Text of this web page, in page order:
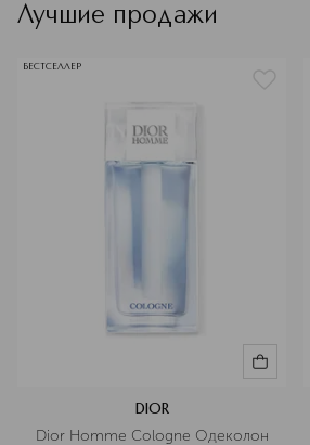
Лучшие продажи
БЕСТСЕЛЛЕР
DIOR
Dior Homme Cologne Одеколон